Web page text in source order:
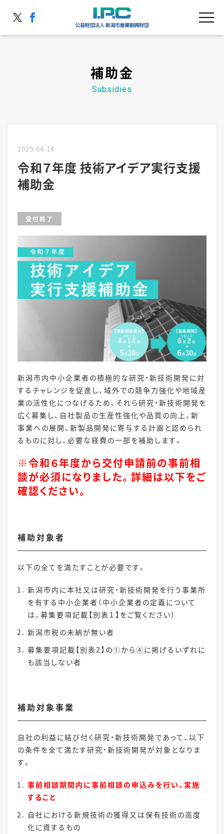
補助金
2025.04.14
令和７年度 技術アイデア実行支援
補助金
受付終了
新潟市内中小企業者の積極的な研究・新技術開発に対
するチャレンジを促進し、域外での競争力強化や地域産
業の活性化につなげるため、それら研究・新技術開発を
広く募集し、自社製品の生産性強化や品質の向上、新
事業への展開、新製品開発に寄与する計画と認められ
るものに対し、必要な経費の一部を補助します。
※令和６年度から交付申請前の事前相
談が必須になりました。詳細は以下をご
確認ください。
補助対象者
以下の全てを満たすことが必要です。
新潟市内に本社又は研究・新技術開発を行う事業所
を有する中小企業者（中小企業者の定義について
は、募集要項記載【別表１】をご覧ください）
新潟市税の未納が無い者
募集要項記載【別表2】の①から④に掲げるいずれに
も該当しない者
補助対象事業
自社の利益に結び付く研究・新技術開発であって、以下
の条件を全て満たす研究・新技術開発が対象となりま
す。
事前相談期間内に事前相談の申込みを行い、実施
すること
自社における新規技術の獲得又は保有技術の高度
化に資するもの